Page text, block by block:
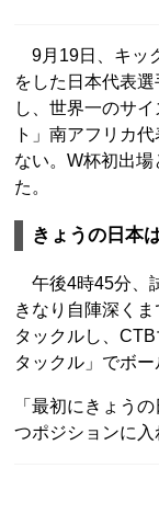
9月19日、キッ
をした日本代表
し、世界一のサ
ト」南アフリカ
ない。W杯初出
た。
きょうの日本
午後4時45分、
きなり自陣深く
タックルし、
タックル」でボー
「最初にきょう
つポジションに入